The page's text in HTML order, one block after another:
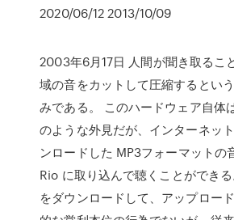
2020/06/12 2013/10/09
2003年6月17日 人間が聞き取るこ
域の音をカットして圧縮するとい
みである。 このハードウェア自体
のような外見だが、インターネッ
ンロードした MP3フォーマットの
Rio に取り込んで聴くことができ
をダウンロードして、アップロー